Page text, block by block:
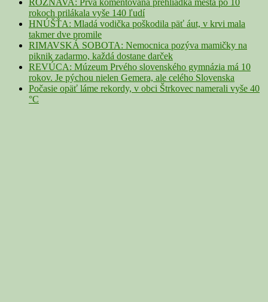
ROŽŇAVA: Prvá komentovaná prehliadka mesta po 10
rokoch prilákala vyše 140 ľudí
HNÚŠŤA: Mladá vodička poškodila päť áut, v krvi mala
takmer dve promile
RIMAVSKÁ SOBOTA: Nemocnica pozýva mamičky na
piknik zadarmo, každá dostane darček
REVÚCA: Múzeum Prvého slovenského gymnázia má 10
rokov. Je pýchou nielen Gemera, ale celého Slovenska
Počasie opäť láme rekordy, v obci Štrkovec namerali vyše 40
°C